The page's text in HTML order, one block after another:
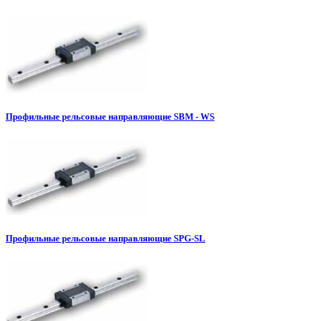
Профильные рельсовые направляющие SBM - WS
Профильные рельсовые направляющие SPG-SL